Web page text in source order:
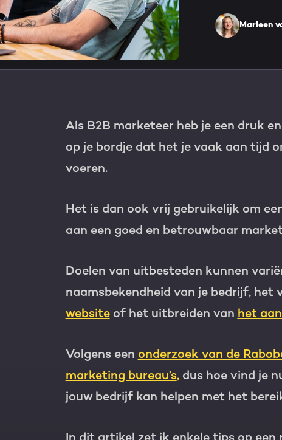
HubSpot
Digital
AI services
WEBSITE
HubSpot
Membership
Team
HubSpot
Werken bij
Blog
Kennisbank
Haal
Gratis portal
Marleen
Als B2B marketeer heb je een druk
op je bordje dat het je vaak aan tijd
voeren.
Het is dan ook vrij gebruikelijk om
aan een goed en betrouwbaar
Doelen van uitbesteden kunnen
naamsbekendheid van je bedrijf, het
websiteof het uitbreiden van het
Volgens een onderzoek van de
marketing bureau’s,dus hoe vind je
jouw bedrijf kan helpen met het
In dit artikel zet ik enkele tips op een